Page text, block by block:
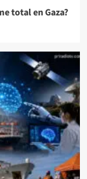
total en Gaza?